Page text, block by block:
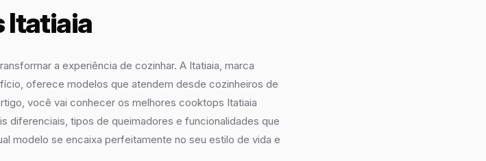
Itatiaia
a experiência de cozinhar. A Itatiaia, marca
oferece modelos que atendem desde cozinheiros de
você vai conhecer os melhores cooktops Itatiaia
diferenciais, tipos de queimadores e funcionalidades que
modelo se encaixa perfeitamente no seu estilo de vida e